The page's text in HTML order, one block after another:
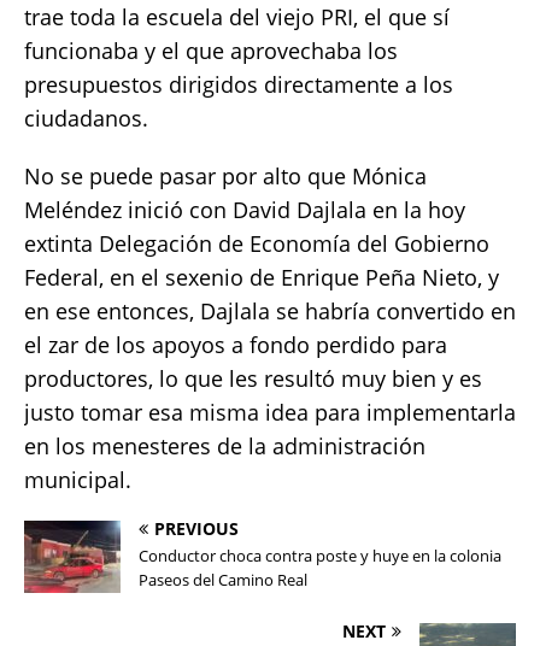
trae toda la escuela del viejo PRI, el que sí
funcionaba y el que aprovechaba los
presupuestos dirigidos directamente a los
ciudadanos.
No se puede pasar por alto que Mónica
Meléndez inició con David Dajlala en la hoy
extinta Delegación de Economía del Gobierno
Federal, en el sexenio de Enrique Peña Nieto, y
en ese entonces, Dajlala se habría convertido en
el zar de los apoyos a fondo perdido para
productores, lo que les resultó muy bien y es
justo tomar esa misma idea para implementarla
en los menesteres de la administración
municipal.
PREVIOUS
Conductor choca contra poste y huye en la colonia
Paseos del Camino Real
NEXT